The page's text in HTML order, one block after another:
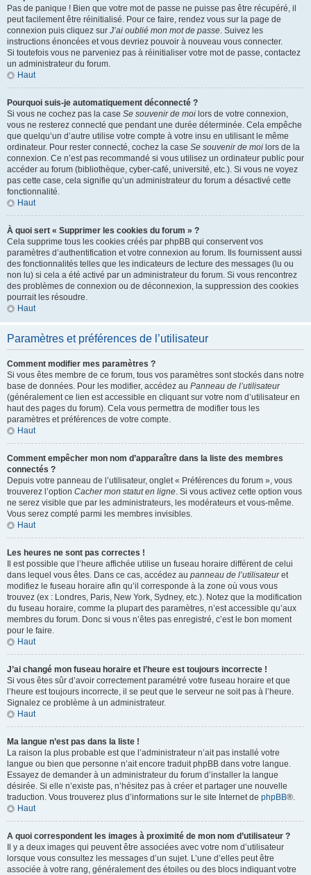
Pas de panique ! Bien que votre mot de passe ne puisse pas être récupéré, il
peut facilement être réinitialisé. Pour ce faire, rendez vous sur la page de
connexion puis cliquez sur J’ai oublié mon mot de passe. Suivez les
instructions énoncées et vous devriez pouvoir à nouveau vous connecter.
Si toutefois vous ne parveniez pas à réinitialiser votre mot de passe, contactez
un administrateur du forum.
Haut
Pourquoi suis-je automatiquement déconnecté ?
Si vous ne cochez pas la case Se souvenir de moi lors de votre connexion,
vous ne resterez connecté que pendant une durée déterminée. Cela empêche
que quelqu’un d’autre utilise votre compte à votre insu en utilisant le même
ordinateur. Pour rester connecté, cochez la case Se souvenir de moi lors de la
connexion. Ce n’est pas recommandé si vous utilisez un ordinateur public pour
accéder au forum (bibliothèque, cyber-café, université, etc.). Si vous ne voyez
pas cette case, cela signifie qu’un administrateur du forum a désactivé cette
fonctionnalité.
Haut
À quoi sert « Supprimer les cookies du forum » ?
Cela supprime tous les cookies créés par phpBB qui conservent vos
paramètres d’authentification et votre connexion au forum. Ils fournissent aussi
des fonctionnalités telles que les indicateurs de lecture des messages (lu ou
non lu) si cela a été activé par un administrateur du forum. Si vous rencontrez
des problèmes de connexion ou de déconnexion, la suppression des cookies
pourrait les résoudre.
Haut
Paramètres et préférences de l’utilisateur
Comment modifier mes paramètres ?
Si vous êtes membre de ce forum, tous vos paramètres sont stockés dans notre
base de données. Pour les modifier, accédez au Panneau de l’utilisateur
(généralement ce lien est accessible en cliquant sur votre nom d’utilisateur en
haut des pages du forum). Cela vous permettra de modifier tous les
paramètres et préférences de votre compte.
Haut
Comment empêcher mon nom d’apparaître dans la liste des membres
connectés ?
Depuis votre panneau de l’utilisateur, onglet « Préférences du forum », vous
trouverez l’option Cacher mon statut en ligne. Si vous activez cette option vous
ne serez visible que par les administrateurs, les modérateurs et vous-même.
Vous serez compté parmi les membres invisibles.
Haut
Les heures ne sont pas correctes !
Il est possible que l’heure affichée utilise un fuseau horaire différent de celui
dans lequel vous êtes. Dans ce cas, accédez au panneau de l’utilisateuret
modifiez le fuseau horaire afin qu’il corresponde à la zone où vous vous
trouvez (ex : Londres, Paris, New York, Sydney, etc.). Notez que la modification
du fuseau horaire, comme la plupart des paramètres, n’est accessible qu’aux
membres du forum. Donc si vous n’êtes pas enregistré, c’est le bon moment
pour le faire.
Haut
J’ai changé mon fuseau horaire et l’heure est toujours incorrecte !
Si vous êtes sûr d’avoir correctement paramétré votre fuseau horaire et que
l’heure est toujours incorrecte, il se peut que le serveur ne soit pas à l’heure.
Signalez ce problème à un administrateur.
Haut
Ma langue n’est pas dans la liste !
La raison la plus probable est que l’administrateur n’ait pas installé votre
langue ou bien que personne n’ait encore traduit phpBB dans votre langue.
Essayez de demander à un administrateur du forum d’installer la langue
désirée. Si elle n’existe pas, n’hésitez pas à créer et partager une nouvelle
traduction. Vous trouverez plus d’informations sur le site Internet de phpBB®.
Haut
A quoi correspondent les images à proximité de mon nom d’utilisateur ?
Il y a deux images qui peuvent être associées avec votre nom d’utilisateur
lorsque vous consultez les messages d’un sujet. L’une d’elles peut être
associée à votre rang, généralement des étoiles ou des blocs indiquant votre